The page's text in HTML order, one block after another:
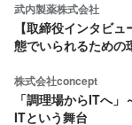
武内製薬株式会社
【取締役インタビ
態でいられるための
株式会社concept
「調理場からITへ
ITという舞台